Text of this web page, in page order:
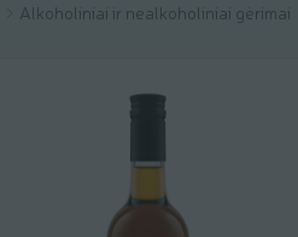
Alkoholiniai ir nealkoholiniai gėrimai